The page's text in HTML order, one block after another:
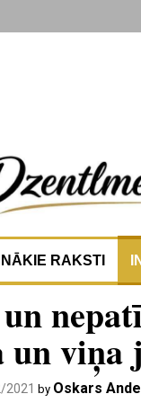
RAKSTI
un
2021 by Oskars